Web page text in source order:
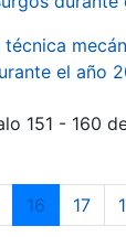
el año
151 - 160
intermedias
Página
16 17